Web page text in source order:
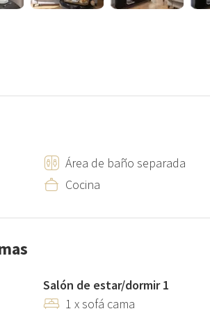
Ribalta, un espacio verde ideal para pasear
una gran variedad de opciones para
excelente ubicación lo convierte en un
de una estancia prolongada con todas
Área de baño separada
Cocina
Salón de estar/dormir 1
1 x sofá cama